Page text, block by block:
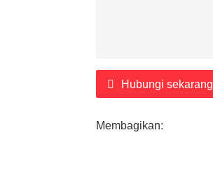
Hubungi sekarang
Membagikan: